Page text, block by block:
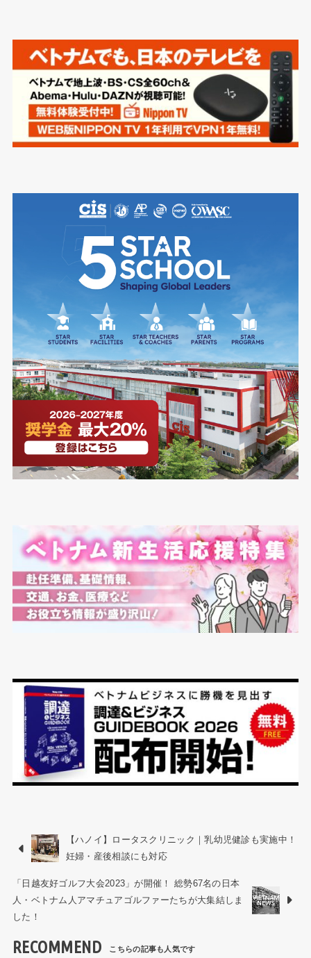
【ハノイ】ロータスクリニック｜乳幼児健診も実施中！
妊婦・産後相談にも対応
「日越友好ゴルフ大会2023」が開催！ 総勢67名の日本
人・ベトナム人アマチュアゴルファーたちが大集結しま
した！
RECOMMEND